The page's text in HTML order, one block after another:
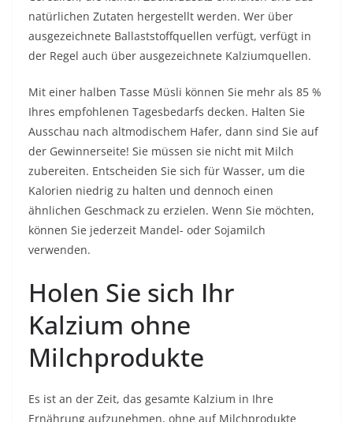
natürlichen Zutaten hergestellt werden. Wer über
ausgezeichnete Ballaststoffquellen verfügt, verfügt in
der Regel auch über ausgezeichnete Kalziumquellen.
Mit einer halben Tasse Müsli können Sie mehr als 85 %
Ihres empfohlenen Tagesbedarfs decken. Halten Sie
Ausschau nach altmodischem Hafer, dann sind Sie auf
der Gewinnerseite! Sie müssen sie nicht mit Milch
zubereiten. Entscheiden Sie sich für Wasser, um die
Kalorien niedrig zu halten und dennoch einen
ähnlichen Geschmack zu erzielen. Wenn Sie möchten,
können Sie jederzeit Mandel- oder Sojamilch
verwenden.
Holen Sie sich Ihr
Kalzium ohne
Milchprodukte
Es ist an der Zeit, das gesamte Kalzium in Ihre
Ernährung aufzunehmen, ohne auf Milchprodukte